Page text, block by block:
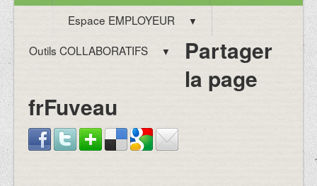
Espace EMPLOYEUR
▼
Outils COLLABORATIFS ▼
Partager
la page
frFuveau